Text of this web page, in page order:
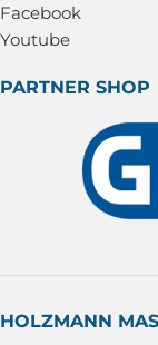
Facebook
Youtube
PARTNER SHOP
HOLZMANN